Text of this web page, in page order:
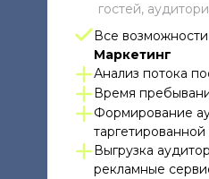
гостей,
Все возможности
Маркетинг
Анализ потока
Время
Формирование
Выгрузка
рекламные